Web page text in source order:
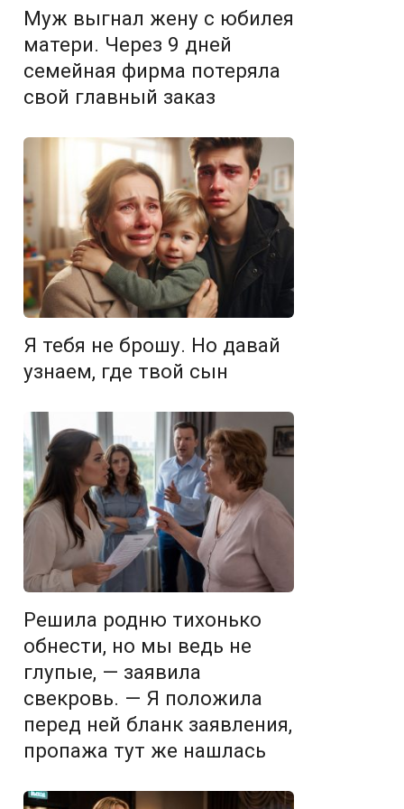
Муж выгнал жену с юбилея
матери. Через 9 дней
семейная фирма потеряла
свой главный заказ
Я тебя не брошу. Но давай
узнаем, где твой сын
Решила родню тихонько
обнести, но мы ведь не
глупые, — заявила
свекровь. — Я положила
перед ней бланк заявления,
пропажа тут же нашлась